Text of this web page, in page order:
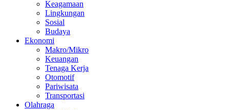
Keagamaan
Lingkungan
Sosial
Budaya
Ekonomi
Makro/Mikro
Keuangan
Tenaga Kerja
Otomotif
Pariwisata
Transportasi
Olahraga